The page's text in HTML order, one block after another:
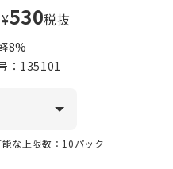
530税抜
8%
： 135101
な上限数：10パック